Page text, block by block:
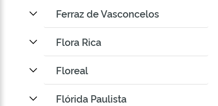
Ferraz de Vasconcelos
Flora Rica
Floreal
Flórida Paulista